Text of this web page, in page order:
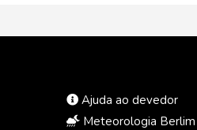
Ajuda ao devedor
Meteorologia Berlim